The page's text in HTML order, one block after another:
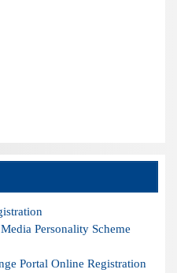
Personality Scheme
Portal Online Registration